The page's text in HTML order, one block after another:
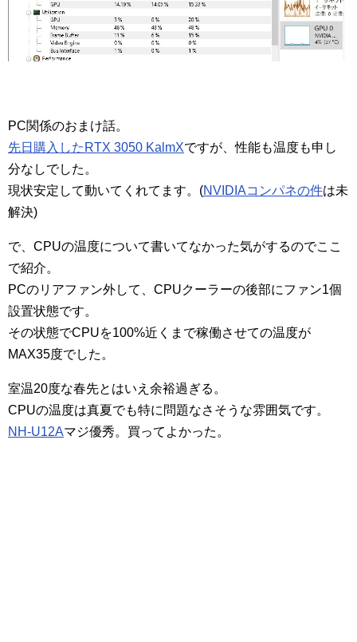
PC関係のおまけ話。
先日購入したRTX 3050 KalmXですが、性能も温度も申し
分なしでした。
現状安定して動いてくれてます。(NVIDIAコンパネの件は未
解決)
で、CPUの温度について書いてなかった気がするのでここ
で紹介。
PCのリアファン外して、CPUクーラーの後部にファン1個
設置状態です。
その状態でCPUを100%近くまで稼働させての温度が
MAX35度でした。
室温20度な春先とはいえ余裕過ぎる。
CPUの温度は真夏でも特に問題なさそうな雰囲気です。
NH-U12Aマジ優秀。買ってよかった。